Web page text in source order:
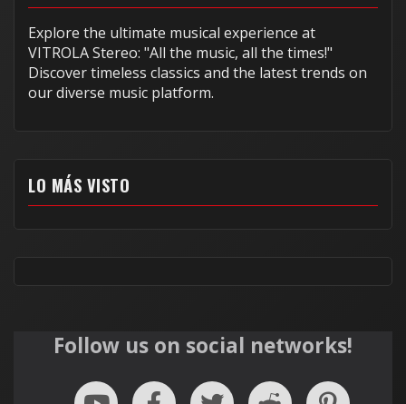
Explore the ultimate musical experience at
VITROLA Stereo: "All the music, all the times!"
Discover timeless classics and the latest trends on
our diverse music platform.
LO MÁS VISTO
Follow us on social networks!